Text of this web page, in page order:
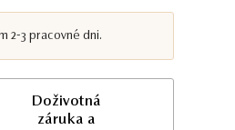
2-3 pracovné dni.
Doživotná
záruka a